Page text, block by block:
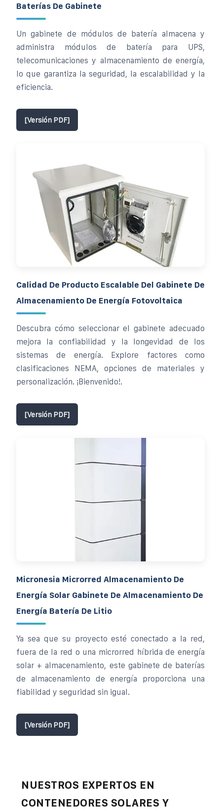
Baterías De Gabinete
Un gabinete de módulos de batería almacena y
administra módulos de batería para UPS,
telecomunicaciones y almacenamiento de energía,
lo que garantiza la seguridad, la escalabilidad y la
eficiencia.
[Versión PDF]
Calidad De Producto Escalable Del Gabinete De
Almacenamiento De Energía Fotovoltaica
Descubra cómo seleccionar el gabinete adecuado
mejora la confiabilidad y la longevidad de los
sistemas de energía. Explore factores como
clasificaciones NEMA, opciones de materiales y
personalización. ¡Bienvenido!.
[Versión PDF]
Micronesia Microrred Almacenamiento De
Energía Solar Gabinete De Almacenamiento De
Energía Batería De Litio
Ya sea que su proyecto esté conectado a la red,
fuera de la red o una microrred híbrida de energía
solar + almacenamiento, este gabinete de baterías
de almacenamiento de energía proporciona una
fiabilidad y seguridad sin igual.
[Versión PDF]
NUESTROS EXPERTOS EN
CONTENEDORES SOLARES Y